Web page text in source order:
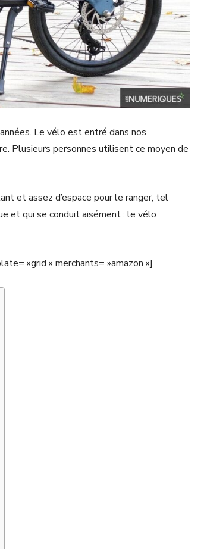
Le vélo est entré dans nos
Plusieurs personnes utilisent ce moyen de
et assez d’espace pour le ranger, tel
et qui se conduit aisément : le vélo
»grid » merchants= »amazon »]